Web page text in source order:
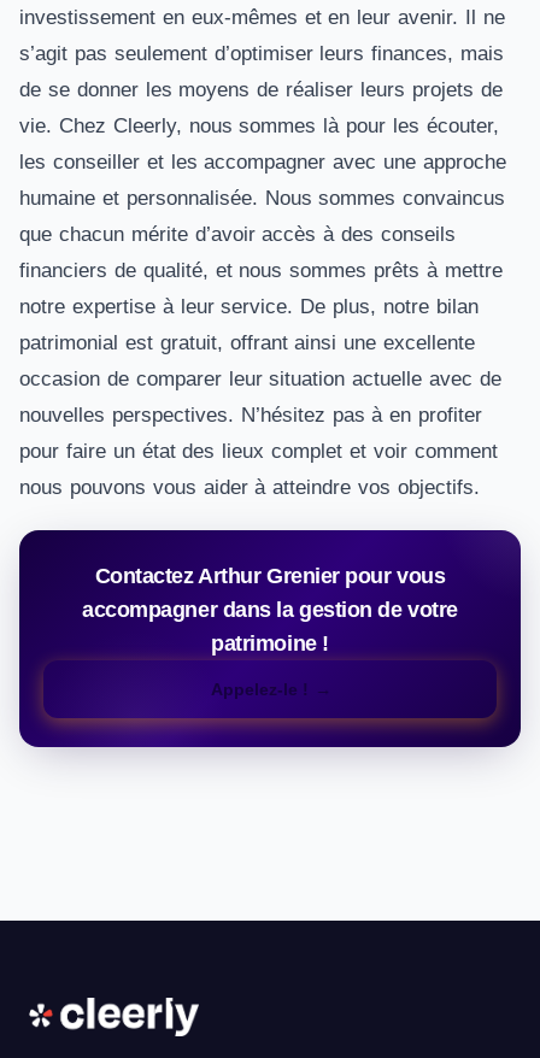
investissement en eux-mêmes et en leur avenir. Il ne
s’agit pas seulement d’optimiser leurs finances, mais
de se donner les moyens de réaliser leurs projets de
vie. Chez Cleerly, nous sommes là pour les écouter,
les conseiller et les accompagner avec une approche
humaine et personnalisée. Nous sommes convaincus
que chacun mérite d’avoir accès à des conseils
financiers de qualité, et nous sommes prêts à mettre
notre expertise à leur service. De plus, notre bilan
patrimonial est gratuit, offrant ainsi une excellente
occasion de comparer leur situation actuelle avec de
nouvelles perspectives. N’hésitez pas à en profiter
pour faire un état des lieux complet et voir comment
nous pouvons vous aider à atteindre vos objectifs.
Contactez Arthur Grenier pour vous
accompagner dans la gestion de votre
patrimoine !
Appelez-le !